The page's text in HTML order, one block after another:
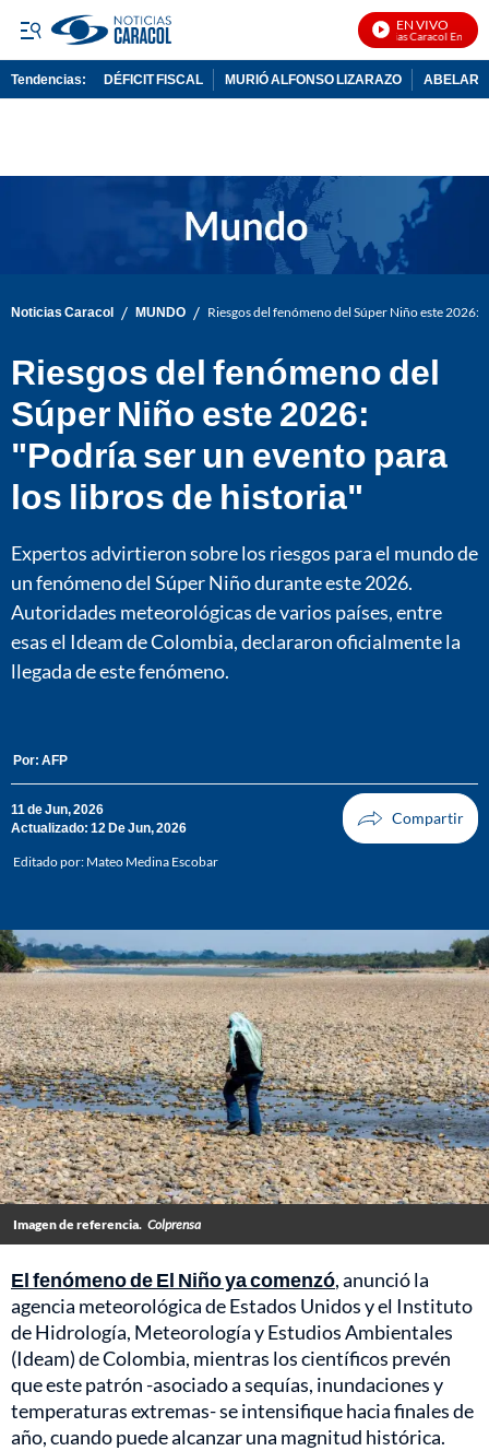
EN VIVO
Noticias Caracol En Vivo
Tendencias: DÉFICIT FISCAL MURIÓ ALFONSO LIZARAZO
Noticias Caracol / MUNDO / Riesgos del fenómeno del Súper Niño este
Riesgos del fenómeno del
Súper Niño este 2026:
"Podría ser un evento para
los libros de historia"
Expertos advirtieron sobre los riesgos para el mundo de
un fenómeno del Súper Niño durante este 2026.
Autoridades meteorológicas de varios países, entre
esas el Ideam de Colombia, declararon oficialmente la
llegada de este fenómeno.
Por: AFP
11 de Jun, 2026
Actualizado: 12 De Jun, 2026
Editado por: Mateo Medina Escobar
Imagen de referencia. Colprensa
El fenómeno de El Niño ya comenzó, anunció la
agencia meteorológica de Estados Unidos y el Instituto
de Hidrología, Meteorología y Estudios Ambientales
(Ideam) de Colombia, mientras los científicos prevén
que este patrón -asociado a sequías, inundaciones y
temperaturas extremas- se intensifique hacia finales de
año, cuando puede alcanzar una magnitud histórica.